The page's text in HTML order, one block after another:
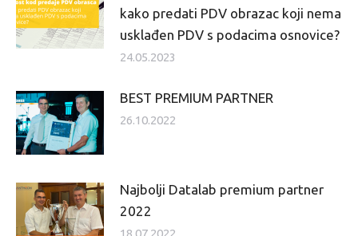
kako predati PDV obrazac koji nema
usklađen PDV s podacima osnovice?
24.05.2023
BEST PREMIUM PARTNER
26.10.2022
Najbolji Datalab premium partner
2022
18.07.2022